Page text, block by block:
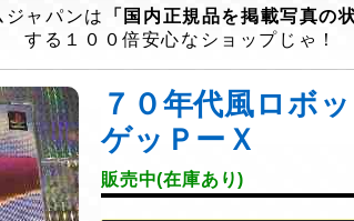
ャパンは 「国内正規品を掲載写真の
する１００倍安心なショップじゃ！
７０年代風ロボ
ゲッＰーＸ
販売中(在庫あり)